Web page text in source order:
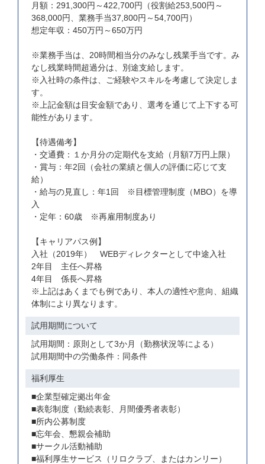
月額：291,300円～422,700円（役割給253,500円～
368,000円、業務手当37,800円～54,700円）
想定年収：450万円～650万円
※業務手当は、20時間相当分のみなし残業手当です。み
なし残業時間超過分は、別途支給します。
※入社時の条件は、ご経験やスキルを考慮して決定しま
す。
※上記金額は目安金額であり、選考を通じて上下する可
能性があります。
【待遇備考】
・交通費：１か月分の定期代を支給（月額7万円上限）
・賞与：年2回（会社の業績と個人の評価に応じて支
給）
・給与の見直し：年1回 ※目標管理制度（MBO）を導
入
・定年：60歳 ※再雇用制度あり
【キャリアパス例】
入社（2019年） WEBディレクターとして中途入社
2年目 主任へ昇格
4年目 係長へ昇格
※上記はあくまでも例であり、本人の適性や意向、組織
体制により異なります。
試用期間について
試用期間：原則として3か月（勤務状況等による）
試用期間中の労働条件：同条件
福利厚生
■企業型確定拠出年金
■表彰制度（勤続表彰、月間優秀者表彰）
■所内公募制度
■忘年会、懇親会補助
■サークル活動補助
■福利厚生サービス（リロクラブ、またはカンリー）